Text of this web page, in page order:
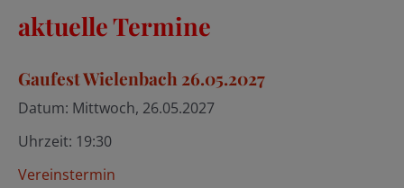
aktuelle Termine
Gaufest Wielenbach 26.05.2027
Datum: Mittwoch, 26.05.2027
Uhrzeit: 19:30
Vereinstermin